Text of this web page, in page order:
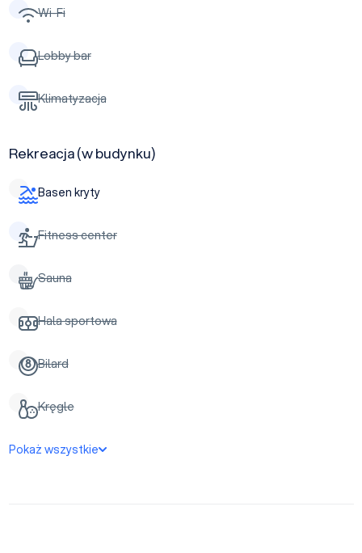
Wi-Fi
Lobby bar
Klimatyzacja
Rekreacja (w budynku)
Basen kryty
Fitness center
Sauna
Hala sportowa
Bilard
Kręgle
Pokaż wszystkie